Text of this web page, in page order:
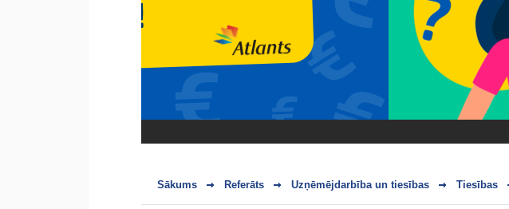
Sākums Referāts Uzņēmējdarbība un tiesības Tiesības